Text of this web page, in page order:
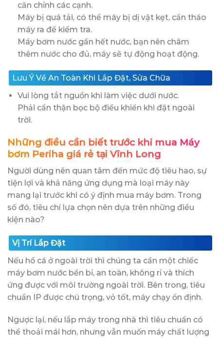
căn chỉnh các cạnh.
Máy bị quá tải, có thể máy bị dị vật kẹt, cần tháo
máy ra để kiểm tra.
Máy bơm nước gần hết nước, bạn nên châm
thêm nước cho đủ, máy sẽ tự động hoạt động.
Lưu Ý Về An Toàn Khi Lắp Đặt, Sửa Chữa
Vui lòng tắt nguồn khi làm việc dưới nước.
Phải cẩn thận bọc bộ điều khiển khi đặt ngoài
trời.
Những điều cần biết trước khi mua Máy
bơm Periha giá rẻ tại Vĩnh Long
Người dùng nên quan tâm đến mức độ tiêu hao, sự
tiện lợi và khả năng ứng dụng mà loại máy này
mang lại trước khi có ý định mua máy bơm. Trong
số đó, tiêu chí lựa chọn nên dựa trên những điều
kiện nào?
Vị Trí Lắp Đặt
Nếu hồ cá ở ngoài trời thì chúng ta cần một chiếc
máy bơm nước bền bỉ, an toàn, không rỉ và thích
ứng được với môi trường ngoài trời. Bên trong, tiêu
chuẩn IP được chú trọng, vỏ tốt, máy chạy ổn định.
Ngược lại, nếu lắp máy trong nhà thì tiêu chuẩn có
thể thoải mái hơn, nhưng vẫn muốn máy chất lượng